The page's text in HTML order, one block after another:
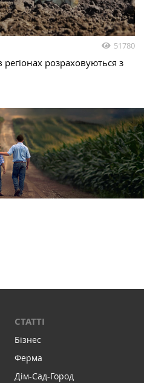
51780
розраховуються з
СТАТТІ
Бізнес
Ферма
Дім-Сад-Город